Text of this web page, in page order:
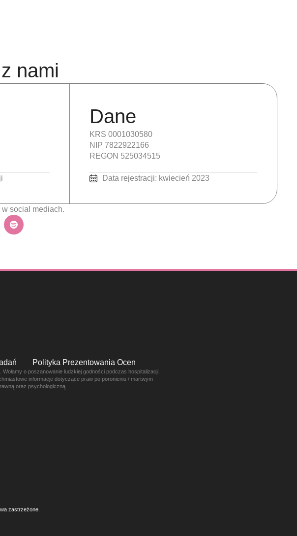
nami
Dane
KRS 0001030580
NIP 7822922166
REGON 525034515
Data rejestracji: kwiecień 2023
w social mediach.
Polityka Prezentowania Ocen
o poszanowanie ludzkiej godności podczas hospitalizacji.
informacje dotyczące praw po poronieniu / martwym
oraz psychologiczną.
zastrzeżone.